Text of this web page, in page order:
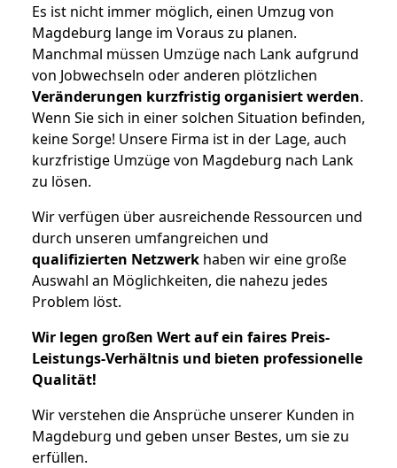
Es ist nicht immer möglich, einen Umzug von
Magdeburg lange im Voraus zu planen.
Manchmal müssen Umzüge nach Lank aufgrund
von Jobwechseln oder anderen plötzlichen
Veränderungen kurzfristig organisiert werden.
Wenn Sie sich in einer solchen Situation befinden,
keine Sorge! Unsere Firma ist in der Lage, auch
kurzfristige Umzüge von Magdeburg nach Lank
zu lösen.
Wir verfügen über ausreichende Ressourcen und
durch unseren umfangreichen und
qualifizierten Netzwerk haben wir eine große
Auswahl an Möglichkeiten, die nahezu jedes
Problem löst.
Wir legen großen Wert auf ein faires Preis-
Leistungs-Verhältnis und bieten professionelle
Qualität!
Wir verstehen die Ansprüche unserer Kunden in
Magdeburg und geben unser Bestes, um sie zu
erfüllen.